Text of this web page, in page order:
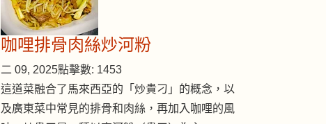
咖哩排骨肉絲炒河粉
二 09, 2025點擊數: 1453
這道菜融合了馬來西亞的「炒貴刁」的概念，以
及廣東菜中常見的排骨和肉絲，再加入咖哩的風